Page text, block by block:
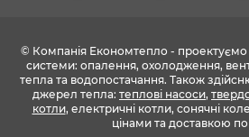
© Компанія Економтепло - проектуємо
системи: опалення, охолодження,
тепла та водопостачання. Також
джерел тепла: теплові насоси,
котли, електричні котли, сонячні
цінами та доставкою по